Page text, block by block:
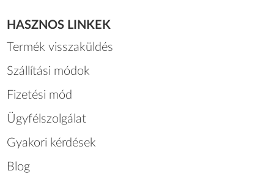
HASZNOS LINKEK
Termék visszaküldés
Szállítási módok
Fizetési mód
Ügyfélszolgálat
Gyakori kérdések
Blog